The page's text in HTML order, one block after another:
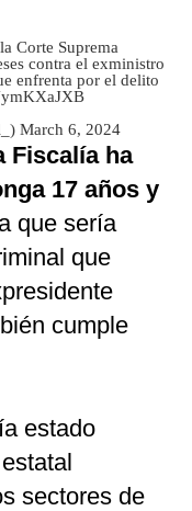
Corte Suprema
contra el exministro
enfrenta por el delito
March 6, 2024
Fiscalía ha
17 años y
que sería
que
cumple
estado
sectores de